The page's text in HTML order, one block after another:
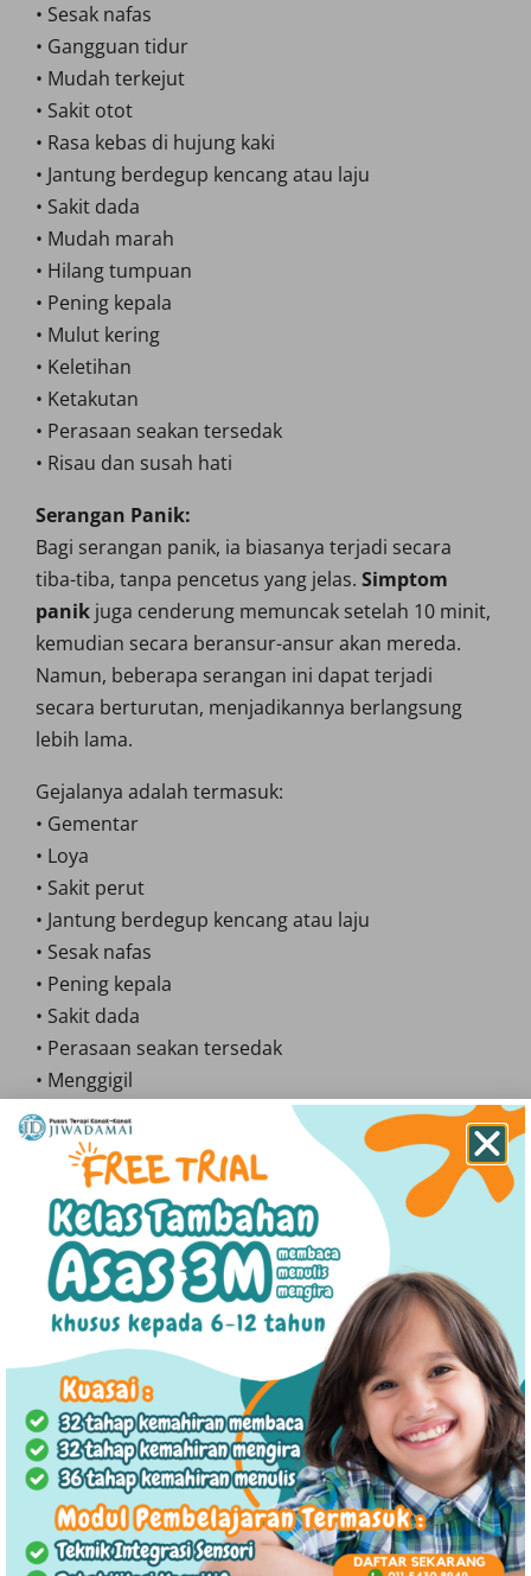
• Sesak nafas
• Gangguan tidur
• Mudah terkejut
• Sakit otot
• Rasa kebas di hujung kaki
• Jantung berdegup kencang atau laju
• Sakit dada
• Mudah marah
• Hilang tumpuan
• Pening kepala
• Mulut kering
• Keletihan
• Ketakutan
• Perasaan seakan tersedak
• Risau dan susah hati
Serangan Panik:
Bagi serangan panik, ia biasanya terjadi secara
tiba-tiba, tanpa pencetus yang jelas. Simptom
panik juga cenderung memuncak setelah 10 minit,
kemudian secara beransur-ansur akan mereda.
Namun, beberapa serangan ini dapat terjadi
secara berturutan, menjadikannya berlangsung
lebih lama.
Gejalanya adalah termasuk:
• Gementar
• Loya
• Sakit perut
• Jantung berdegup kencang atau laju
• Sesak nafas
• Pening kepala
• Sakit dada
• Perasaan seakan tersedak
• Menggigil
• Berpeluh
• Rasa kebas di hujung kaki
Bukan itu sahaja,
individu yang mengalami
panic
attackini juga boleh:
• Mempunyai ketakutan secara tiba-tiba dengan
rasa bahawa mereka akan mati
• Rasa hilang kawalan
• Berasa terasing daripada diri sendiri, yang
disebut depersonalisasi, dan rasa terasing
daripada persekitaran
• Berasa seperti mereka akan menjadi gila
Membezakan serangan panik
dan kebimbangan (anxiety)